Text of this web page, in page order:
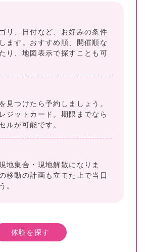
リ、日付など、お好みの条件
ます。おすすめ順、開催順な
り、地図表示で探すことも可
見つけたら予約しましょう。
ジットカード。期限までなら
ルが可能です。
地集合・現地解散になりま
移動の計画も立てた上で当日
。
体験を探す